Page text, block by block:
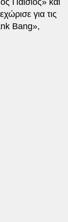
για τις
Bang»,